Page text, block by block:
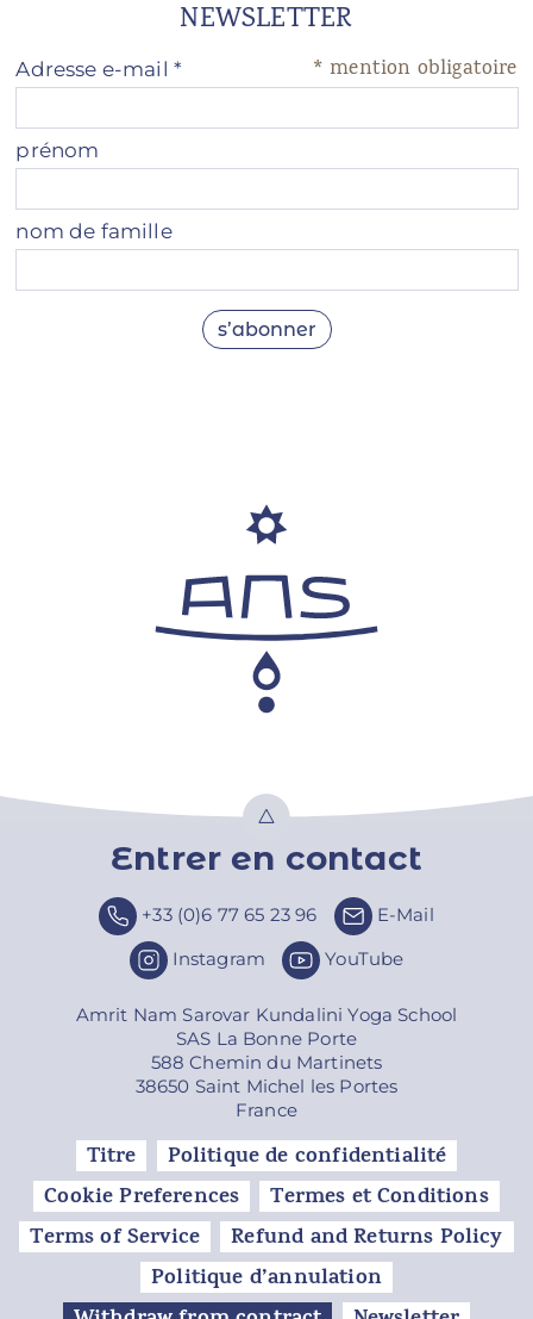
English
NEWSLETTER
* mention obligatoire
Adresse e-mail *
prénom
nom de famille
Entrer en contact
+33 (0)6 77 65 23 96
E-Mail
Instagram
YouTube
Amrit Nam Sarovar Kundalini Yoga School
SAS La Bonne Porte
588 Chemin du Martinets
38650 Saint Michel les Portes
France
Titre
Politique de confidentialité
Cookie Preferences
Termes et Conditions
Terms of Service
Refund and Returns Policy
Politique d’annulation
Top